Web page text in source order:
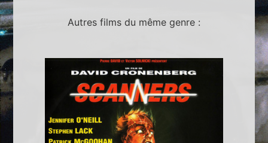
Autres films du même genre :